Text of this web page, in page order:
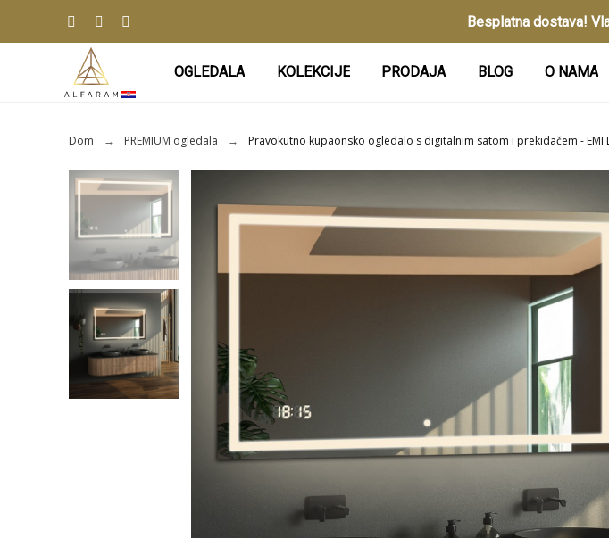
Besplatna dostava!
OGLEDALA KOLEKCIJE PRODAJA BLOG O NAMA
Dom PREMIUM ogledala Pravokutno kupaonsko ogledalo s digitalnim satom i prekidačem - EMI